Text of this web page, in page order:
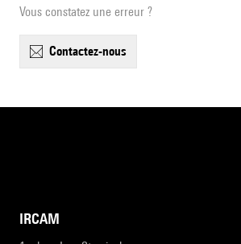
Vous constatez une erreur ?
contactez-nous
IRCAM